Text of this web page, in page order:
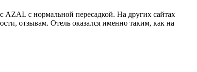
с нормальной пересадкой. На других сайтах
отзывам. Отель оказался именно таким, как на